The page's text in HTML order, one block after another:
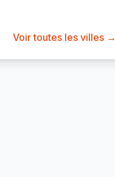
Voir toutes les villes →